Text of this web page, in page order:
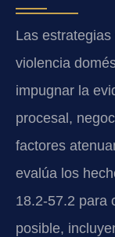
Las
violencia
impugnar la
procesal,
factores
evalúa los
18.2-57.2 para
posible,